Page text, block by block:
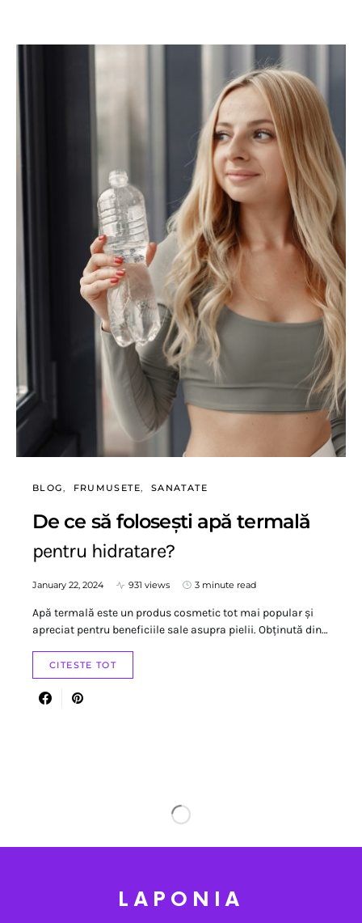
BLOG FRUMUSETE SANATATE
De ce să folosești apă termală
pentru hidratare?
January 22, 2024 931 views 3 minute read
Apă termală este un produs cosmetic tot mai popular și
apreciat pentru beneficiile sale asupra pielii. Obținută din…
CITESTE TOT
LAPONIA